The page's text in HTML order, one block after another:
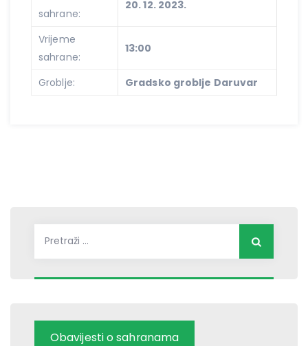
sahrane:
20. 12. 2023.
Vrijeme
sahrane:
13:00
Groblje: Gradsko groblje Daruvar
Obavijesti o sahranama